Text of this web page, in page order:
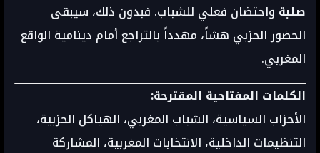
صلبة واحتضان فعلي للشباب. فبدون ذلك، سيبقى
الحضور الحزبي هشاً، مهدداً بالتراجع أمام دينامية الواقع
المغربي.
الكلمات المفتاحية المقترحة:
الأحزاب السياسية، الشباب المغربي، الهياكل الحزبية،
التنظيمات الداخلية، الانتخابات المغربية، المشاركة